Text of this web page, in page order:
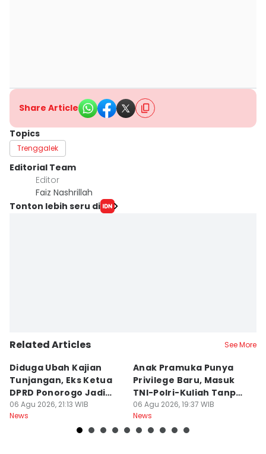
Share Article
Topics
Trenggalek
Editorial Team
Editor
Faiz Nashrillah
Tonton lebih seru di
Related Articles See More
Diduga Ubah Kajian
Tunjangan, Eks Ketua
DPRD Ponorogo Jadi
Tersangka
06 Agu 2026, 21:13 WIB
News
Anak Pramuka Punya
Privilege Baru, Masuk
TNI-Polri-Kuliah Tanpa
Tes
06 Agu 2026, 19:37 WIB
News